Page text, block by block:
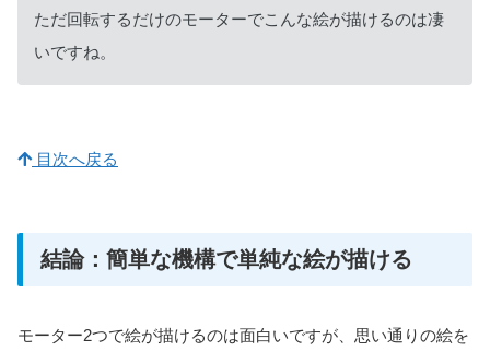
ただ回転するだけのモーターでこんな絵が描けるのは凄
いですね。
目次へ戻る
結論：簡単な機構で単純な絵が描ける
モーター2つで絵が描けるのは面白いですが、思い通りの絵を